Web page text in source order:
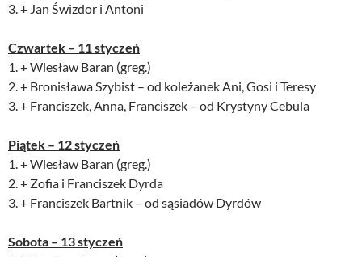
3. + Jan Świzdor i Antoni
Czwartek – 11 styczeń
1. + Wiesław Baran (greg.)
2. + Bronisława Szybist – od koleżanek Ani, Gosi i Teresy
3. + Franciszek, Anna, Franciszek – od Krystyny Cebula
Piątek – 12 styczeń
1. + Wiesław Baran (greg.)
2. + Zofia i Franciszek Dyrda
3. + Franciszek Bartnik – od sąsiadów Dyrdów
Sobota – 13 styczeń